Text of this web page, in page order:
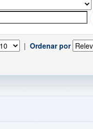
| Ordenar por